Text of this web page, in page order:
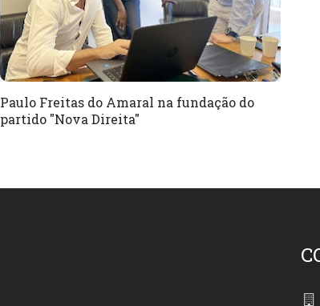
Paulo Freitas do Amaral na fundação do
partido "Nova Direita"